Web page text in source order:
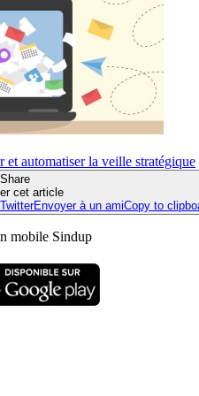
et automatiser la veille stratégique
Share
cet article
Envoyer à un amiCopy to
mobile Sindup